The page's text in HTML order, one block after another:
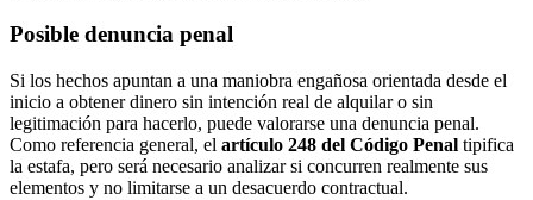
Posible denuncia penal
Si los hechos apuntan a una maniobra engañosa orientada desde el
inicio a obtener dinero sin intención real de alquilar o sin
legitimación para hacerlo, puede valorarse una denuncia penal.
Como referencia general, el artículo 248 del Código Penal tipifica
la estafa, pero será necesario analizar si concurren realmente sus
elementos y no limitarse a un desacuerdo contractual.